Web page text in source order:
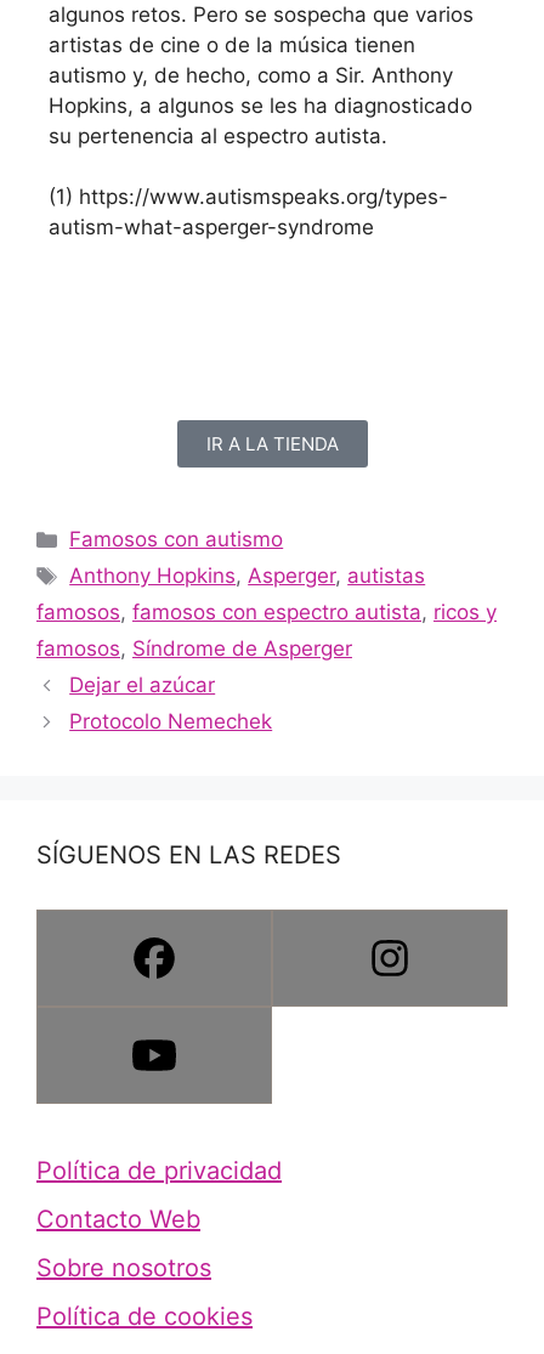
algunos retos. Pero se sospecha que varios
artistas de cine o de la música tienen
autismo y, de hecho, como a Sir. Anthony
Hopkins, a algunos se les ha diagnosticado
su pertenencia al espectro autista.
(1) https://www.autismspeaks.org/types-
autism-what-asperger-syndrome
IR A LA TIENDA
Famosos con autismo
Anthony Hopkins,Asperger, autistas
famosos, famosos con espectro autista, ricos y
famosos, Síndrome de Asperger
Dejar el azúcar
Protocolo Nemechek
SÍGUENOS EN LAS REDES
Política de privacidad
Contacto Web
Sobre nosotros
Política de cookies